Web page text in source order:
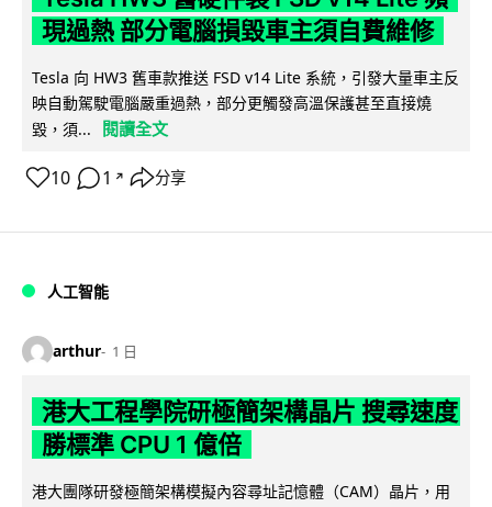
現過熱 部分電腦損毀車主須自費維修
Tesla 向 HW3 舊車款推送 FSD v14 Lite 系統，引發大量車主反
映自動駕駛電腦嚴重過熱，部分更觸發高溫保護甚至直接燒
毀，須...
閱讀全文
10 1 ↗ 分享
人工智能
arthur 1 日
港大工程學院研極簡架構晶片 搜尋速度
勝標準 CPU 1 億倍
港大團隊研發極簡架構模擬內容尋址記憶體（CAM）晶片，用